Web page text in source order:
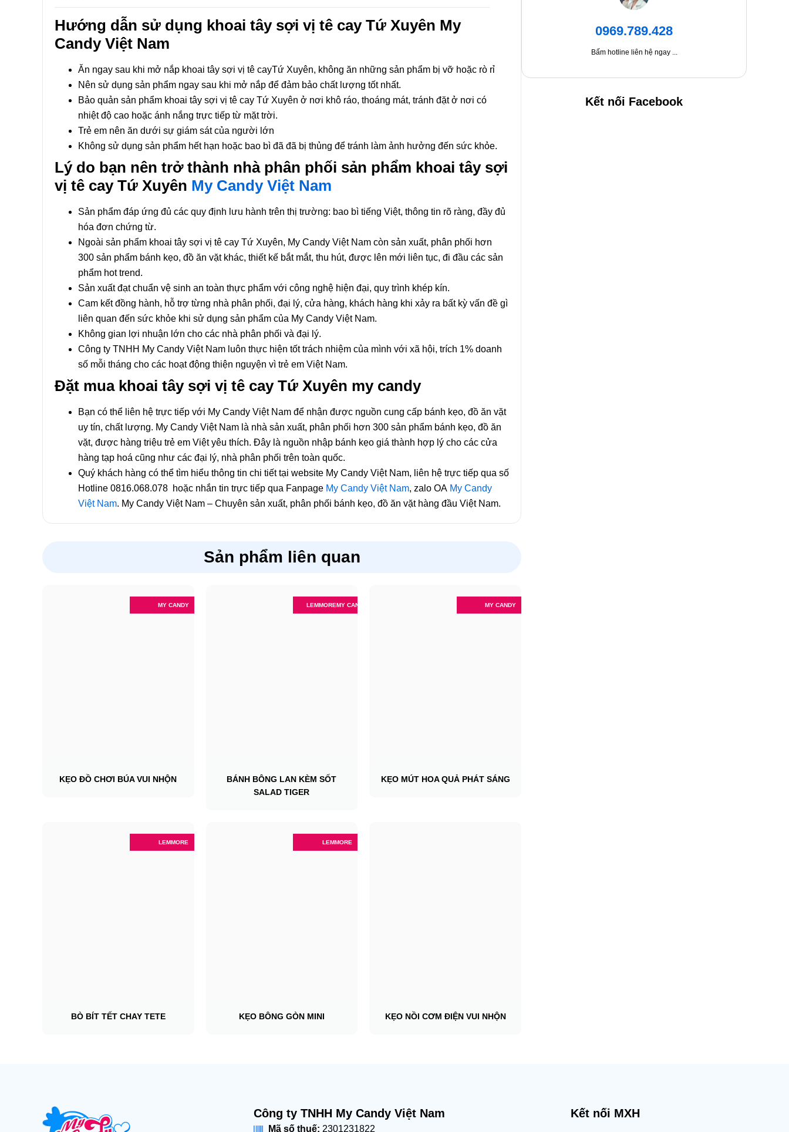
Hướng dẫn sử dụng khoai tây sợi vị tê cay Tứ Xuyên My
Candy Việt Nam
Ăn ngay sau khi mở nắp khoai tây sợi vị tê cayTứ Xuyên, không ăn những sản phẩm bị vỡ hoặc rò rỉ
Nên sử dụng sản phẩm ngay sau khi mở nắp để đảm bảo chất lượng tốt nhất.
Bảo quản sản phẩm khoai tây sợi vị tê cay Tứ Xuyên ở nơi khô ráo, thoáng mát, tránh đặt ở nơi có
nhiệt độ cao hoặc ánh nắng trực tiếp từ mặt trời.
Trẻ em nên ăn dưới sự giám sát của người lớn
Không sử dụng sản phẩm hết hạn hoặc bao bì đã đã bị thủng để tránh làm ảnh hưởng đến sức khỏe.
Lý do bạn nên trở thành nhà phân phối sản phẩm khoai tây sợi
vị tê cay Tứ Xuyên My Candy Việt Nam
Sản phẩm đáp ứng đủ các quy định lưu hành trên thị trường: bao bì tiếng Việt, thông tin rõ ràng, đầy đủ
hóa đơn chứng từ.
Ngoài sản phẩm khoai tây sợi vị tê cay Tứ Xuyên, My Candy Việt Nam còn sản xuất, phân phối hơn
300 sản phẩm bánh kẹo, đồ ăn vặt khác, thiết kế bắt mắt, thu hút, được lên mới liên tục, đi đầu các sản
phẩm hot trend.
Sản xuất đạt chuẩn vệ sinh an toàn thực phẩm với công nghệ hiện đại, quy trình khép kín.
Cam kết đồng hành, hỗ trợ từng nhà phân phối, đại lý, cửa hàng, khách hàng khi xảy ra bất kỳ vấn đề gì
liên quan đến sức khỏe khi sử dụng sản phẩm của My Candy Việt Nam.
Không gian lợi nhuận lớn cho các nhà phân phối và đại lý.
Công ty TNHH My Candy Việt Nam luôn thực hiện tốt trách nhiệm của mình với xã hội, trích 1% doanh
số mỗi tháng cho các hoạt động thiện nguyện vì trẻ em Việt Nam.
Đặt mua khoai tây sợi vị tê cay Tứ Xuyên my candy
Bạn có thể liên hệ trực tiếp với My Candy Việt Nam để nhận được nguồn cung cấp bánh kẹo, đồ ăn vặt
uy tín, chất lượng. My Candy Việt Nam là nhà sản xuất, phân phối hơn 300 sản phẩm bánh kẹo, đồ ăn
vặt, được hàng triệu trẻ em Việt yêu thích. Đây là nguồn nhập bánh kẹo giá thành hợp lý cho các cửa
hàng tạp hoá cũng như các đại lý, nhà phân phối trên toàn quốc.
Quý khách hàng có thể tìm hiểu thông tin chi tiết tại website My Candy Việt Nam, liên hệ trực tiếp qua số
Hotline 0816.068.078 hoặc nhắn tin trực tiếp qua Fanpage My Candy Việt Nam, zalo OA My Candy
Việt Nam. My Candy Việt Nam – Chuyên sản xuất, phân phối bánh kẹo, đồ ăn vặt hàng đầu Việt Nam.
Sản phẩm liên quan
MY CANDY
KẸO ĐỒ CHƠI BÚA VUI NHỘN
LEMMOREMY CANDY
BÁNH BÔNG LAN KÈM SỐT
SALAD TIGER
MY CANDY
KẸO MÚT HOA QUẢ PHÁT SÁNG
LEMMORE
BÒ BÍT TẾT CHAY TETE
LEMMORE
KẸO BÔNG GÒN MINI KẸO NỒI CƠM ĐIỆN VUI NHỘN
0969.789.428
Bấm hotline liên hệ ngay ...
Kết nối Facebook
Công ty TNHH My Candy Việt Nam
Mã số thuế: 2301231822
Kết nối MXH